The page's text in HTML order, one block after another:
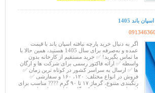
باند 1405
اگر به دنبال خرید پارچه نبافته اسپان باند با قیمت
عمده و به‌صرفه برای سال 1405 هستید، همین حالا با
ما تماس بگیرید! ✅ خرید مستقیم از کارخانه بدون
واسطه ✅ ارائه فاکتور رسمی برای شرکت ها و ارگان
ها ✅ ارسال به سراسر کشور در کوتاه ترین زمان ✅
فروش در انواع مختلف: ۱۲۰، ۱۶۰ و سفارشی ✅
رنگبندی متنوع، گرماژ ۱۷ تا ۹۰ گرم ???? مناسب برای
استفاده در: تولید ماسک، گان و لباس بیمارستانی تولید